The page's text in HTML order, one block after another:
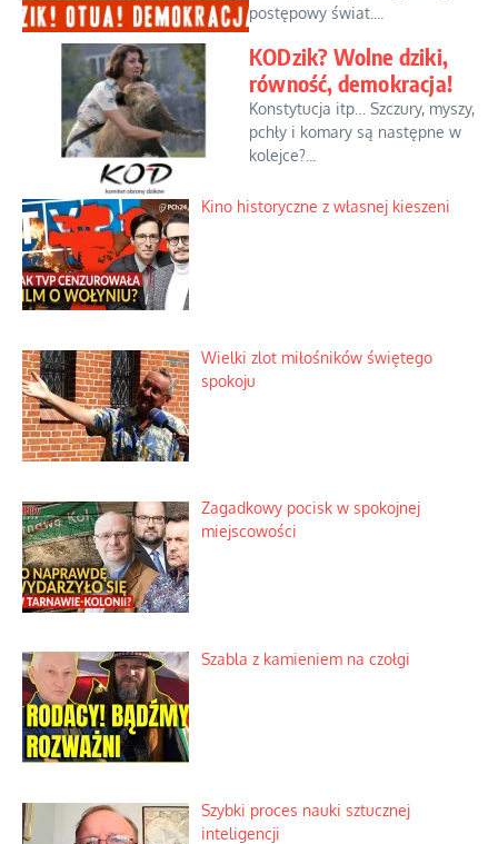
postępowy świat....
KODzik? Wolne dziki,
równość, demokracja!
Konstytucja itp… Szczury, myszy,
pchły i komary są następne w
kolejce?...